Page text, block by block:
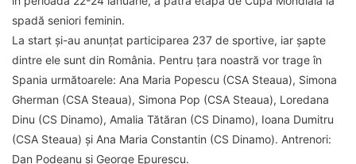
spadă seniori feminin.
La start și-au anunțat participarea 237 de sportive, iar șapte
dintre ele sunt din România. Pentru țara noastră vor trage în
Spania următoarele: Ana Maria Popescu (CSA Steaua), Simona
Gherman (CSA Steaua), Simona Pop (CSA Steaua), Loredana
Dinu (CS Dinamo), Amalia Tătăran (CS Dinamo), Ioana Dumitru
(CSA Steaua) și Ana Maria Constantin (CS Dinamo). Antrenori:
Dan Podeanu și George Epurescu.